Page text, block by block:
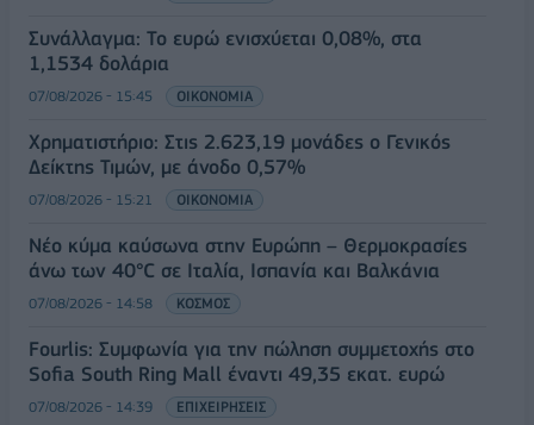
Συνάλλαγμα: Το ευρώ ενισχύεται 0,08%, στα
1,1534 δολάρια
07/08/2026 - 15:45 ΟΙΚΟΝΟΜΙΑ
Χρηματιστήριο: Στις 2.623,19 μονάδες ο Γενικός
Δείκτης Τιμών, με άνοδο 0,57%
07/08/2026 - 15:21 ΟΙΚΟΝΟΜΙΑ
Νέο κύμα καύσωνα στην Ευρώπη – Θερμοκρασίες
άνω των 40°C σε Ιταλία, Ισπανία και Βαλκάνια
07/08/2026 - 14:58 ΚΟΣΜΟΣ
Fourlis: Συμφωνία για την πώληση συμμετοχής στο
Sofia South Ring Mall έναντι 49,35 εκατ. ευρώ
07/08/2026 - 14:39 ΕΠΙΧΕΙΡΗΣΕΙΣ